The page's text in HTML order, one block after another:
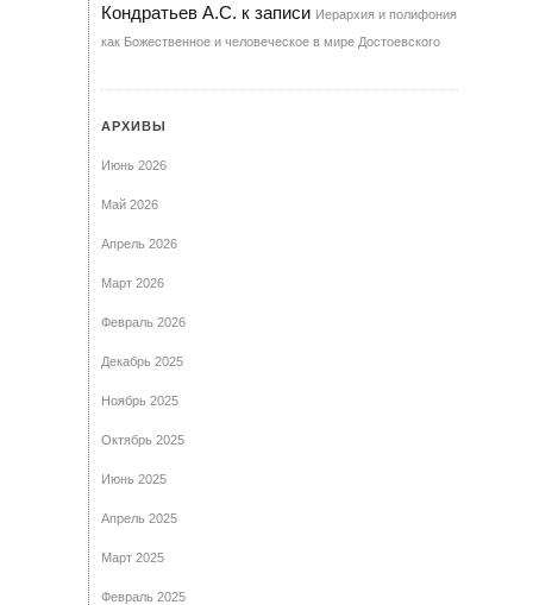
Кондратьев А.С. к записи Иерархия и полифония
как Божественное и человеческое в мире Достоевского
АРХИВЫ
Июнь 2026
Май 2026
Апрель 2026
Март 2026
Февраль 2026
Декабрь 2025
Ноябрь 2025
Октябрь 2025
Июнь 2025
Апрель 2025
Март 2025
Февраль 2025